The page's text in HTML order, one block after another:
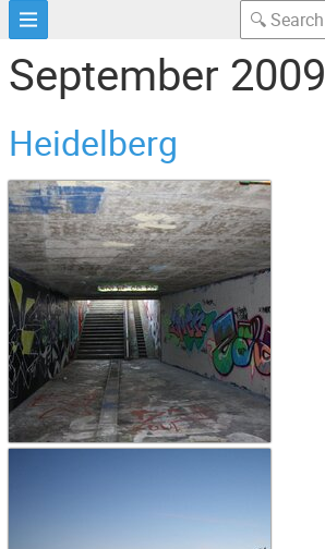
September 2009
Heidelberg